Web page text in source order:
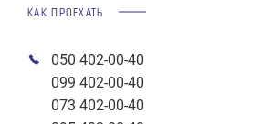
КАК ПРОЕХАТЬ
050 402-00-40
099 402-00-40
073 402-00-40